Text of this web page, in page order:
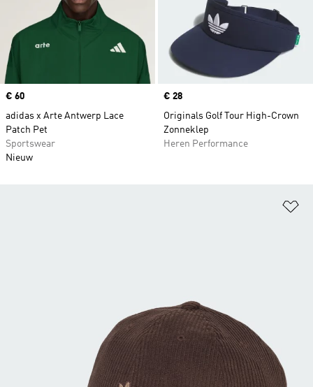
Price
€ 60
adidas x Arte Antwerp Lace
Patch Pet
Sportswear
Nieuw
Price
€ 28
Originals Golf Tour High-Crown
Zonneklep
Heren Performance